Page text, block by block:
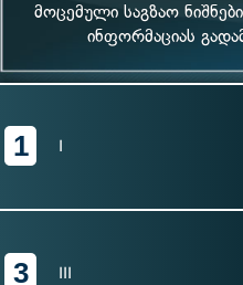
მოცემული საგზაო
ინფორმაციას
1 I
3 III